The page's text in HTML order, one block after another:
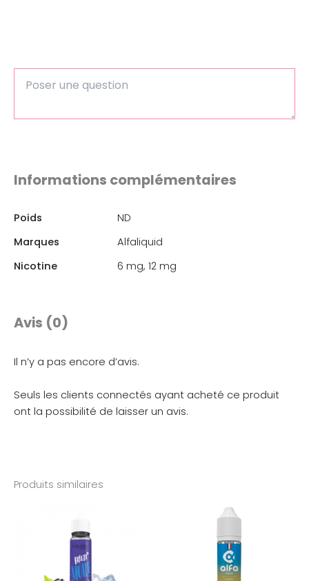
Informations complémentaires
Poids
ND
Marques
Alfaliquid
Nicotine
6 mg, 12 mg
Avis (0)
Il n’y a pas encore d’avis.
Seuls les clients connectés ayant acheté ce produit
ont la possibilité de laisser un avis.
Produits similaires